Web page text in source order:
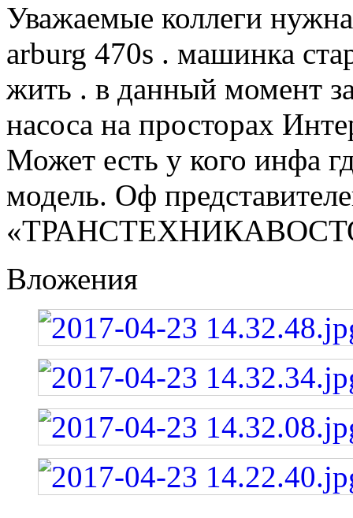
Уважаемые коллеги
arburg 470s . машинка
жить . в данный момент
насоса на просторах
Может есть у кого инфа
модель. Оф
Вложения